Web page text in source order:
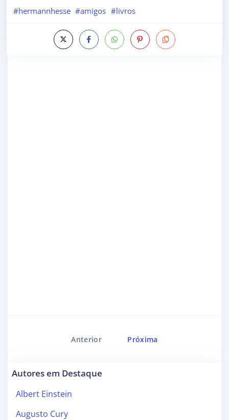
#hermannhesse #amigos #livros
Anterior Próxima
Autores em Destaque
Albert Einstein
Augusto Cury